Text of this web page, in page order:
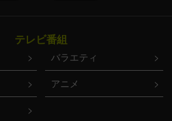
テレビ番組
バラエティ
アニメ